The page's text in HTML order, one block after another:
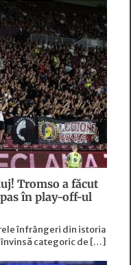
Tromso a făcut
în play-off-ul
înfrângeri din istoria
categoric de […]